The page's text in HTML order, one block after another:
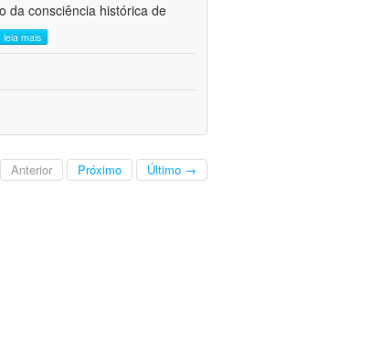
da consciência histórica de
leia mais
Anterior Próximo Último →